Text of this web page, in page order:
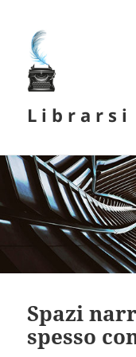
L i b r a r s i
Spazi
spesso